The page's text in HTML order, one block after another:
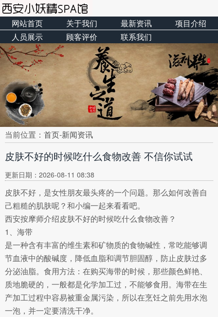
网站首页 关于我们 最新资讯
项目介绍
人员展示
顾客评价 联系我们
当前位置： 首页-新闻资讯
皮肤不好的时候吃什么食物改善 不信你试试
更新日期：2026-08-11 08:38
皮肤不好，是女性朋友最头疼的一个问题。那么如何改善自
己粗糙的肌肤呢？和小编一起来看看吧。
西安按摩师介绍皮肤不好的时候吃什么食物改善？
1、海带
是一种含有丰富的维生素和矿物质的食物碱性，常吃能够调
节血液中的酸碱度，降低血脂和调节胆固醇，防止皮肤过多
分泌油脂。食用方法：在购买海带的时候，那些颜色鲜艳、
质地脆硬的，一般都是化学加工过，不能够食用。海带在生
产加工过程中容易被重金属污染，所以在烹饪之前先用水泡
一泡，并一定要清洗干净。